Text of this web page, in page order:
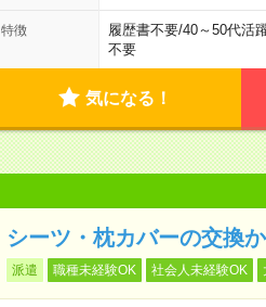
特徴 履歴書不要/40～50代活
不要
気になる！
シーツ・枕カバーの交換
派遣 職種未経験OK 社会人未経験OK